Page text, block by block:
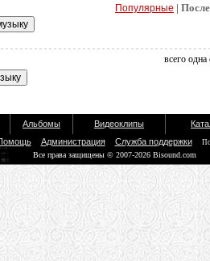
Популярные |
всего одна
Альбомы Видеоклипы
Администрация Служба поддержки
Все права защищены © 2007-2026 Bisound.com